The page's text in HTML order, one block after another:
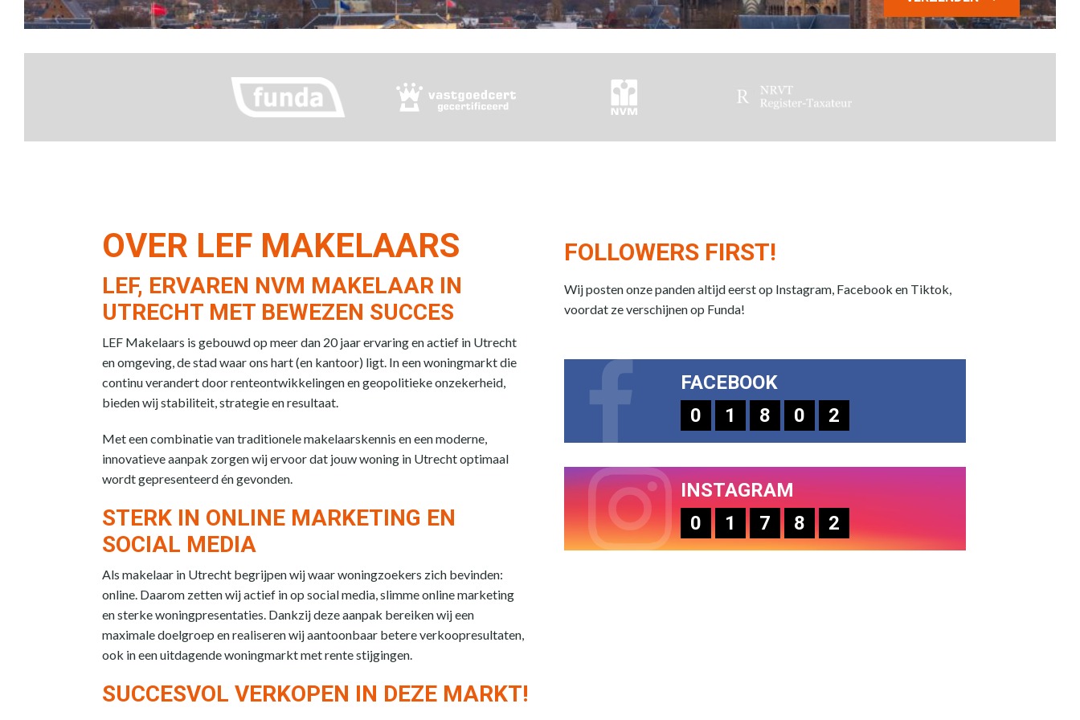
OVER LEF MAKELAARS
LEF, ERVAREN NVM MAKELAAR IN
UTRECHT MET BEWEZEN SUCCES
LEF Makelaars is gebouwd op meer dan 20 jaar ervaring en actief in Utrecht
en omgeving, de stad waar ons hart (en kantoor) ligt. In een woningmarkt die
continu verandert door renteontwikkelingen en geopolitieke onzekerheid,
bieden wij stabiliteit, strategie en resultaat.
Met een combinatie van traditionele makelaarskennis en een moderne,
innovatieve aanpak zorgen wij ervoor dat jouw woning in Utrecht optimaal
wordt gepresenteerd én gevonden.
STERK IN ONLINE MARKETING EN
SOCIAL MEDIA
Als makelaar in Utrecht begrijpen wij waar woningzoekers zich bevinden:
online. Daarom zetten wij actief in op social media, slimme online marketing
en sterke woningpresentaties. Dankzij deze aanpak bereiken wij een
maximale doelgroep en realiseren wij aantoonbaar betere verkoopresultaten,
ook in een uitdagende woningmarkt met rente stijgingen.
SUCCESVOL VERKOPEN IN DEZE MARKT!
FOLLOWERS FIRST!
Wij posten onze panden altijd eerst op Instagram, Facebook en Tiktok,
voordat ze verschijnen op Funda!
FACEBOOK
0
1 8 0 2
INSTAGRAM
0
1 7 8 2